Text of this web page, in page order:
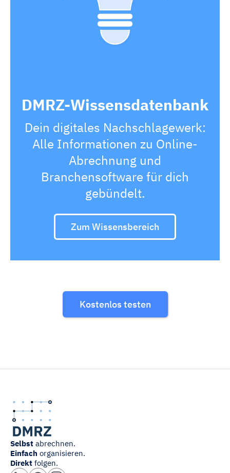
DMRZ-Wissensdatenbank
Dein digitales Nachschlagewerk:
Alle Informationen zu Online-
Abrechnung und
Branchensoftware für dich
gebündelt.
Zum Wissensbereich
Kostenlos testen
Selbst abrechnen.
Einfach organisieren.
Direkt folgen.